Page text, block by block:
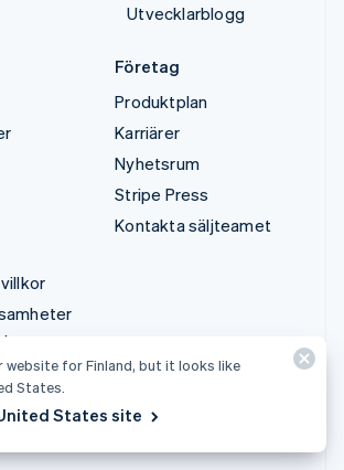
Utvecklarblogg
som
Företag
Produktplan
Karriärer
Nyhetsrum
Stripe Press
Kontakta säljteamet
website for Finland, but it looks like
States.
States site